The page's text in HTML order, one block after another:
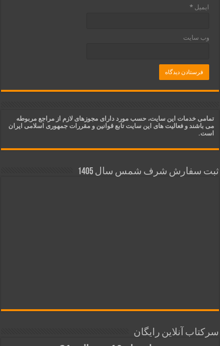
ایمیل*
وب‌ سایت
تمامی خدمات این سایت، حسب مورد دارای مجوزهای لازم از مراجع مربوطه
می باشند و فعالیت های این سایت تابع قوانین و مقررات جمهوری اسلامی ایران
است.
ثبت سفارش شرف شمس سال 1405
سرکتاب آنلاین رایگان